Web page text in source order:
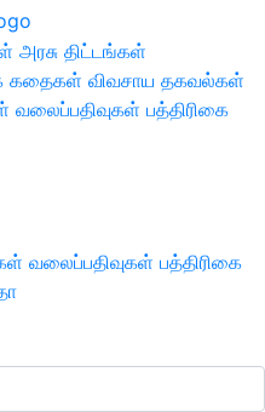
அரசு திட்டங்கள்
கதைகள் விவசாய தகவல்கள்
வலைப்பதிவுகள் பத்திரிகை
வலைப்பதிவுகள் பத்திரிகை